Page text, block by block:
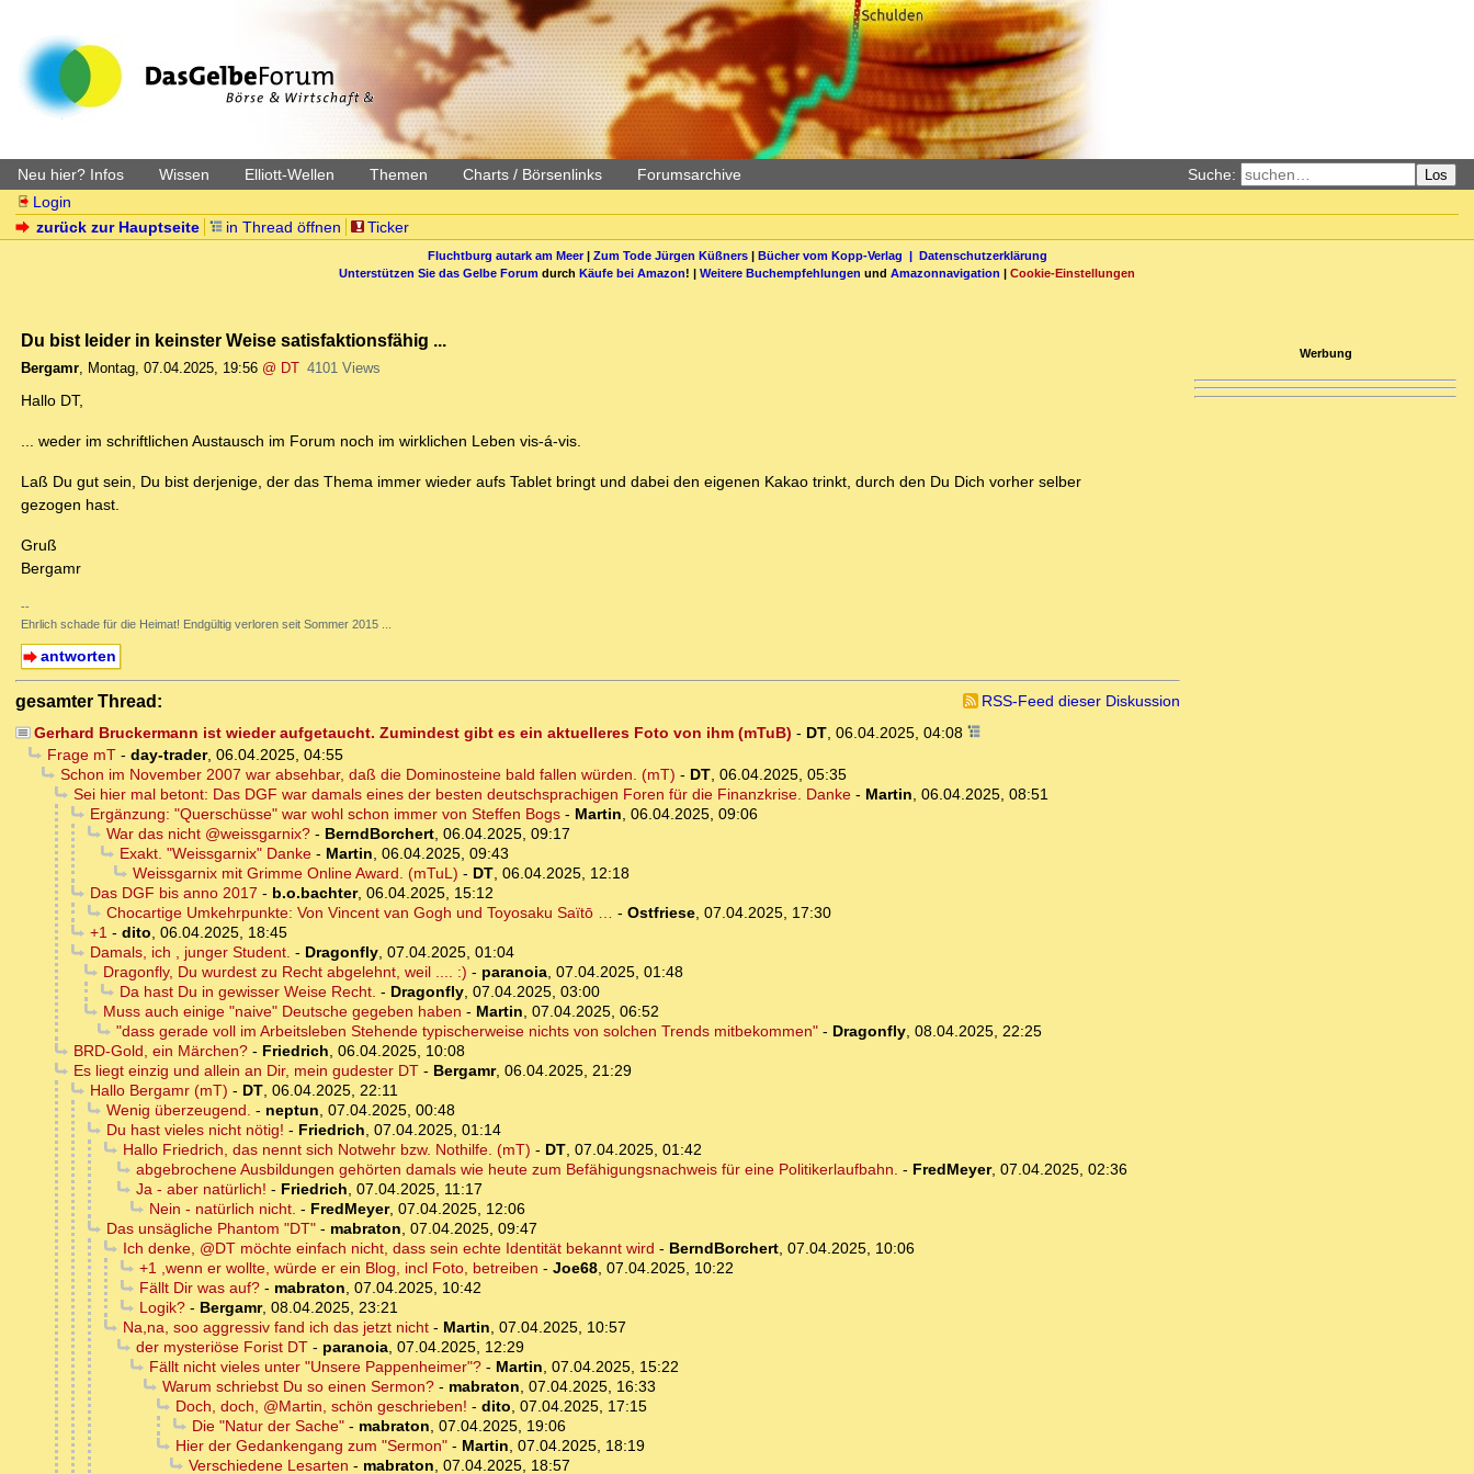
Neu hier? Infos Wissen Elliott-Wellen Themen Charts / Börsenlinks Forumsarchive Suche: Los
Login
zurück zur Hauptseite
in Thread öffnen Ticker
Fluchtburg autark am Meer| Zum Tode Jürgen Küßners| Bücher vom Kopp-Verlag | Datenschutzerklärung
Unterstützen Sie das Gelbe Forum durch Käufe bei Amazon! | Weitere Buchempfehlungen und Amazonnavigation | Cookie-Einstellungen
Du bist leider in keinster Weise satisfaktionsfähig ...
Bergamr, Montag, 07.04.2025, 19:56 @ DT 4101 Views
Hallo DT,
... weder im schriftlichen Austausch im Forum noch im wirklichen Leben vis-á-vis.
Laß Du gut sein, Du bist derjenige, der das Thema immer wieder aufs Tablet bringt und dabei den eigenen Kakao trinkt, durch den Du Dich vorher selber
gezogen hast.
Gruß
Bergamr
--
Ehrlich schade für die Heimat! Endgültig verloren seit Sommer 2015 ...
antworten
gesamter Thread:
RSS-Feed dieser Diskussion
Gerhard Bruckermann ist wieder aufgetaucht. Zumindest gibt es ein aktuelleres Foto von ihm (mTuB) - DT, 06.04.2025, 04:08
Frage mT- day-trader, 06.04.2025, 04:55
Schon im November 2007 war absehbar, daß die Dominosteine bald fallen würden. (mT) - DT, 06.04.2025, 05:35
Sei hier mal betont: Das DGF war damals eines der besten deutschsprachigen Foren für die Finanzkrise. Danke- Martin, 06.04.2025, 08:51
Ergänzung: "Querschüsse" war wohl schon immer von Steffen Bogs- Martin, 06.04.2025, 09:06
War das nicht @weissgarnix?- BerndBorchert, 06.04.2025, 09:17
Exakt. "Weissgarnix" Danke- Martin, 06.04.2025, 09:43
Weissgarnix mit Grimme Online Award. (mTuL) - DT, 06.04.2025, 12:18
Das DGF bis anno 2017 - b.o.bachter, 06.04.2025, 15:12
Chocartige Umkehrpunkte: Von Vincent van Gogh und Toyosaku Saïtō … - Ostfriese, 07.04.2025, 17:30
+1- dito, 06.04.2025, 18:45
Damals, ich , junger Student. - Dragonfly, 07.04.2025, 01:04
Dragonfly, Du wurdest zu Recht abgelehnt, weil .... :) - paranoia, 07.04.2025, 01:48
Da hast Du in gewisser Weise Recht. - Dragonfly, 07.04.2025, 03:00
Muss auch einige "naive" Deutsche gegeben haben - Martin, 07.04.2025, 06:52
"dass gerade voll im Arbeitsleben Stehende typischerweise nichts von solchen Trends mitbekommen"- Dragonfly, 08.04.2025, 22:25
BRD-Gold, ein Märchen?- Friedrich, 06.04.2025, 10:08
Es liegt einzig und allein an Dir, mein gudester DT- Bergamr, 06.04.2025, 21:29
Hallo Bergamr (mT) - DT, 06.04.2025, 22:11
Wenig überzeugend. - neptun, 07.04.2025, 00:48
Du hast vieles nicht nötig! - Friedrich, 07.04.2025, 01:14
Hallo Friedrich, das nennt sich Notwehr bzw. Nothilfe. (mT) - DT, 07.04.2025, 01:42
abgebrochene Ausbildungen gehörten damals wie heute zum Befähigungsnachweis für eine Politikerlaufbahn. - FredMeyer, 07.04.2025, 02:36
Ja - aber natürlich! - Friedrich, 07.04.2025, 11:17
Nein - natürlich nicht. - FredMeyer, 07.04.2025, 12:06
Das unsägliche Phantom "DT"- mabraton, 07.04.2025, 09:47
Ich denke, @DT möchte einfach nicht, dass sein echte Identität bekannt wird - BerndBorchert, 07.04.2025, 10:06
+1 ,wenn er wollte, würde er ein Blog, incl Foto, betreiben - Joe68, 07.04.2025, 10:22
Fällt Dir was auf?- mabraton, 07.04.2025, 10:42
Logik?- Bergamr, 08.04.2025, 23:21
Na,na, soo aggressiv fand ich das jetzt nicht- Martin, 07.04.2025, 10:57
der mysteriöse Forist DT- paranoia, 07.04.2025, 12:29
Fällt nicht vieles unter "Unsere Pappenheimer"?- Martin, 07.04.2025, 15:22
Warum schriebst Du so einen Sermon?- mabraton, 07.04.2025, 16:33
Doch, doch, @Martin, schön geschrieben! - dito, 07.04.2025, 17:15
Die "Natur der Sache"- mabraton, 07.04.2025, 19:06
Hier der Gedankengang zum "Sermon"- Martin, 07.04.2025, 18:19
Verschiedene Lesarten - mabraton, 07.04.2025, 18:57
Werbung